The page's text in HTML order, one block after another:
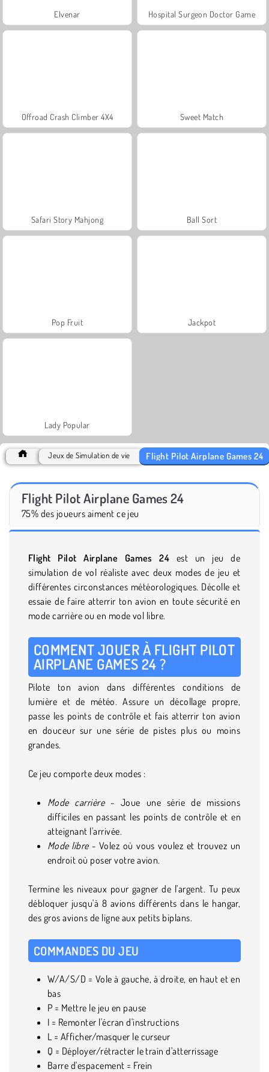
Elvenar Hospital Surgeon Doctor Game
Offroad Crash Climber 4X4 Sweet Match
Safari Story Mahjong Ball Sort
Pop Fruit Jackpot
Lady Popular
Jeux de Simulation de vie Flight Pilot Airplane Games 24
Flight Pilot Airplane Games 24
75% des joueurs aiment ce jeu
Flight Pilot Airplane Games 24 est un jeu de
simulation de vol réaliste avec deux modes de jeu et
différentes circonstances météorologiques. Décolle et
essaie de faire atterrir ton avion en toute sécurité en
mode carrière ou en mode vol libre.
COMMENT JOUER À FLIGHT PILOT
AIRPLANE GAMES 24 ?
Pilote ton avion dans différentes conditions de
lumière et de météo. Assure un décollage propre,
passe les points de contrôle et fais atterrir ton avion
en douceur sur une série de pistes plus ou moins
grandes.
Ce jeu comporte deux modes :
Mode carrière- Joue une série de missions
difficiles en passant les points de contrôle et en
atteignant l'arrivée.
Mode libre- Volez où vous voulez et trouvez un
endroit où poser votre avion.
Termine les niveaux pour gagner de l'argent. Tu peux
débloquer jusqu'à 8 avions différents dans le hangar,
des gros avions de ligne aux petits biplans.
COMMANDES DU JEU
W/A/S/D = Vole à gauche, à droite, en haut et en
bas
P = Mettre le jeu en pause
I = Remonter l'écran d'instructions
L = Afficher/masquer le curseur
Q = Déployer/rétracter le train d'atterrissage
Barre d'espacement = Frein